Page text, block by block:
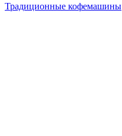
Традиционные кофемашины